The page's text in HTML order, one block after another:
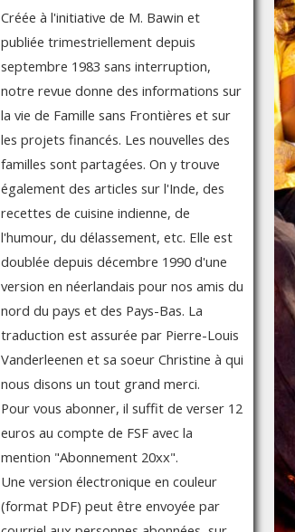
Créée à l'initiative de M. Bawin et
publiée trimestriellement depuis
septembre 1983 sans interruption,
notre revue donne des informations sur
la vie de Famille sans Frontières et sur
les projets financés. Les nouvelles des
familles sont partagées. On y trouve
également des articles sur l'Inde, des
recettes de cuisine indienne, de
l'humour, du délassement, etc. Elle est
doublée depuis décembre 1990 d'une
version en néerlandais pour nos amis du
nord du pays et des Pays-Bas. La
traduction est assurée par Pierre-Louis
Vanderleenen et sa soeur Christine à qui
nous disons un tout grand merci.
Pour vous abonner, il suffit de verser 12
euros au compte de FSF avec la
mention "Abonnement 20xx".
Une version électronique en couleur
(format PDF) peut être envoyée par